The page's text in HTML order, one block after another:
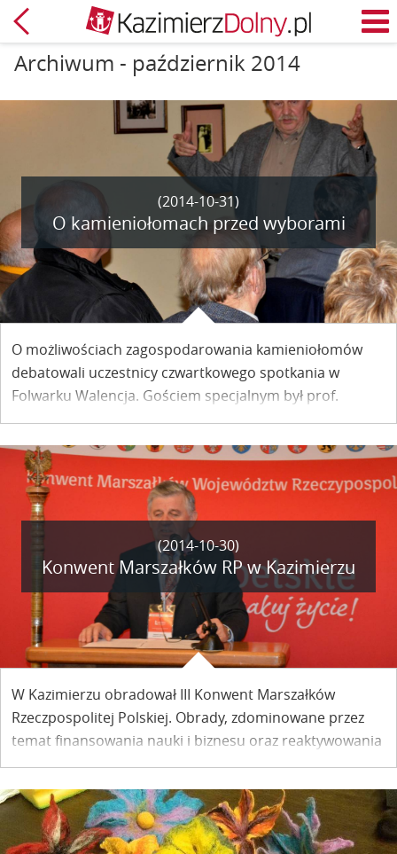
Powrót
Archiwum - październik 2014
(2014-10-31)
O kamieniołomach przed wyborami
O możliwościach zagospodarowania kamieniołomów
debatowali uczestnicy czwartkowego spotkania w
Folwarku Walencja. Gościem specjalnym był prof.
Dobrosław Bagiński z Instytutu Architektury Krajobrazu
KUL, kierownik Katedry Kształtowania Otoczenia.
(2014-10-30)
Konwent Marszałków RP w Kazimierzu
W Kazimierzu obradował III Konwent Marszałków
Rzeczpospolitej Polskiej. Obrady, zdominowane przez
temat finansowania nauki i biznesu oraz reaktywowania
szkolnictwa zawodowego, zakończyły prezydencję
województwa lubelskiego w Konwencie Marszałków
Województw RP.